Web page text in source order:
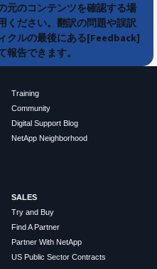
元のコンテンツを確認する場
ください。翻訳の問題や誤訳
クルの最後にある[Feedback]
報告できます。
Training
Community
Digital Support Blog
NetApp Neighborhood
SALES
Try and Buy
Find A Partner
Partner With NetApp
US Public Sector Contracts